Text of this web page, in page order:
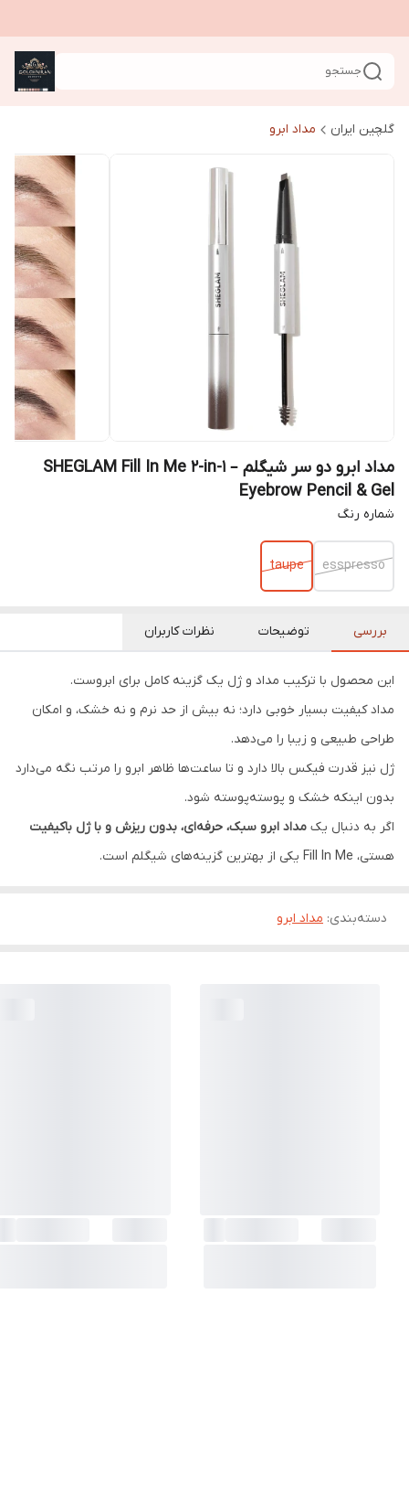
جستجو
گلچین ایران مداد ابرو
مداد ابرو دو سر شیگلم – SHEGLAM Fill In Me 2-in-1
Eyebrow Pencil & Gel
شماره رنگ
esspresso
taupe
بررسی توضیحات نظرات کاربران
این محصول با ترکیب مداد و ژل یک گزینه کامل برای ابروست.
مداد کیفیت بسیار خوبی دارد؛ نه بیش از حد نرم و نه خشک، و امکان
طراحی طبیعی و زیبا را می‌دهد.
ژل نیز قدرت فیکس بالا دارد و تا ساعت‌ها ظاهر ابرو را مرتب نگه می‌دارد
بدون اینکه خشک و پوسته‌پوسته شود.
اگر به دنبال یک مداد ابرو سبک، حرفه‌ای، بدون ریزش و با ژل باکیفیت
هستی، Fill In Me یکی از بهترین گزینه‌های شیگلم است.
دسته‌بندی: مداد ابرو